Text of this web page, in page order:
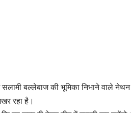
बल्लेबाज की भूमिका निभाने वाले
रहा है।